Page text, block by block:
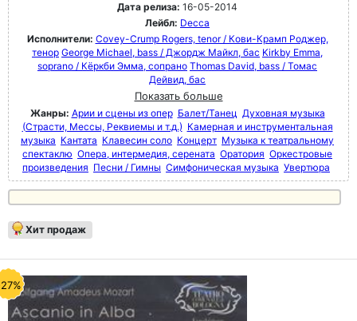
Дата релиза: 16-05-2014
Лейбл: Decca
Исполнители: Covey-Crump Rogers, tenor / Кови-Крамп Роджер,
тенор George Michael, bass / Джордж Майкл, бас Kirkby Emma,
soprano / Кёркби Эмма, сопрано Thomas David, bass / Томас
Дейвид, бас
Показать больше
Жанры: Арии и сцены из опер Балет/Танец Духовная музыка
(Страсти, Мессы, Реквиемы и т.д.) Камерная и инструментальная
музыка Кантата Клавесин соло Концерт Музыка к театральному
спектаклю Опера, интермедия, серената Оратория Оркестровые
произведения Песни / Гимны Симфоническая музыка Увертюра
Хит продаж